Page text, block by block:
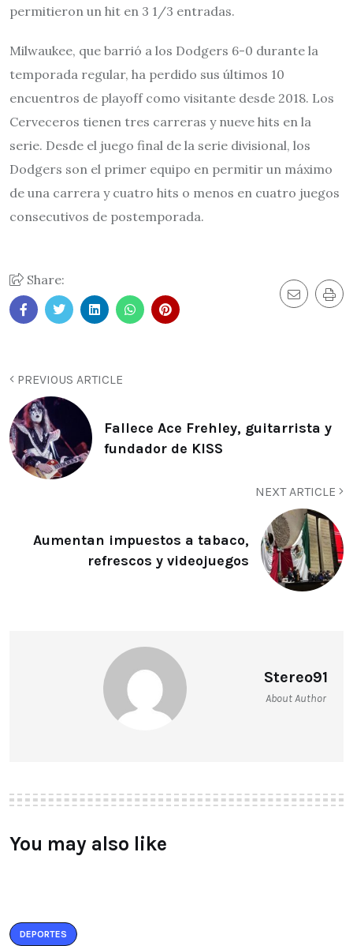
permitieron un hit en 3 1/3 entradas.
Milwaukee, que barrió a los Dodgers 6-0 durante la
temporada regular, ha perdido sus últimos 10
encuentros de playoff como visitante desde 2018. Los
Cerveceros tienen tres carreras y nueve hits en la
serie. Desde el juego final de la serie divisional, los
Dodgers son el primer equipo en permitir un máximo
de una carrera y cuatro hits o menos en cuatro juegos
consecutivos de postemporada.
Share:
PREVIOUS ARTICLE
Fallece Ace Frehley, guitarrista y
fundador de KISS
NEXT ARTICLE
Aumentan impuestos a tabaco,
refrescos y videojuegos
Stereo91
About Author
You may also like
DEPORTES